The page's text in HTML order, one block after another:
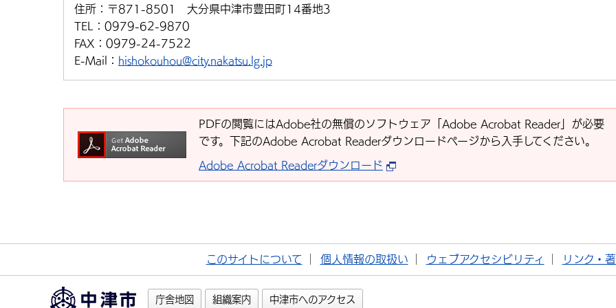
住所： 〒871-8501 大分県中津市豊田町14番地3
TEL： 0979-62-9870
FAX： 0979-24-7522
E-Mail： hishokouhou@city.nakatsu.lg.jp
PDFの閲覧にはAdobe社の無償のソフトウェア「Adobe Acrobat Reader」が必要
です。下記のAdobe Acrobat Readerダウンロードページから入手してください。
Adobe Acrobat Readerダウンロード
このサイトについて 個人情報の取扱い ウェブアクセシビリティ リンク・
庁舎地図 組織案内 中津市へのアクセス